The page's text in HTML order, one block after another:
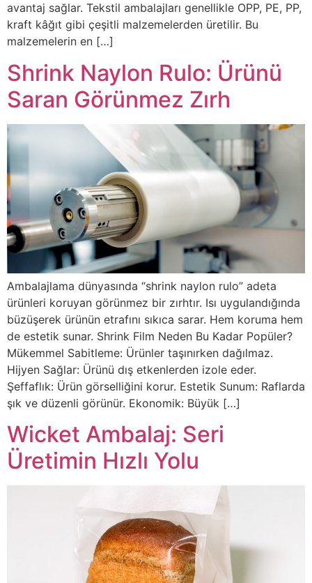
avantaj sağlar. Tekstil ambalajları genellikle OPP, PE, PP,
kraft kâğıt gibi çeşitli malzemelerden üretilir. Bu
malzemelerin en […]
Shrink Naylon Rulo: Ürünü
Saran Görünmez Zırh
Ambalajlama dünyasında “shrink naylon rulo” adeta
ürünleri koruyan görünmez bir zırhtır. Isı uygulandığında
büzüşerek ürünün etrafını sıkıca sarar. Hem koruma hem
de estetik sunar. Shrink Film Neden Bu Kadar Popüler?
Mükemmel Sabitleme: Ürünler taşınırken dağılmaz.
Hijyen Sağlar: Ürünü dış etkenlerden izole eder.
Şeffaflık: Ürün görselliğini korur. Estetik Sunum: Raflarda
şık ve düzenli görünür. Ekonomik: Büyük […]
Wicket Ambalaj: Seri
Üretimin Hızlı Yolu